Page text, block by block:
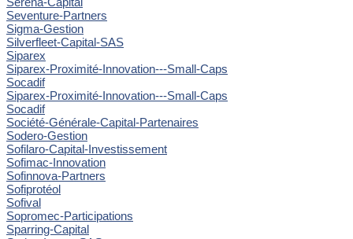
Seventure-Partners
Sigma-Gestion
Silverfleet-Capital-SAS
Siparex
Siparex-Proximité-Innovation---Small-Caps
Socadif
Siparex-Proximité-Innovation---Small-Caps
Socadif
Société-Générale-Capital-Partenaires
Sodero-Gestion
Sofilaro-Capital-Investissement
Sofimac-Innovation
Sofinnova-Partners
Sofiprotéol
Sofival
Sopromec-Participations
Sparring-Capital